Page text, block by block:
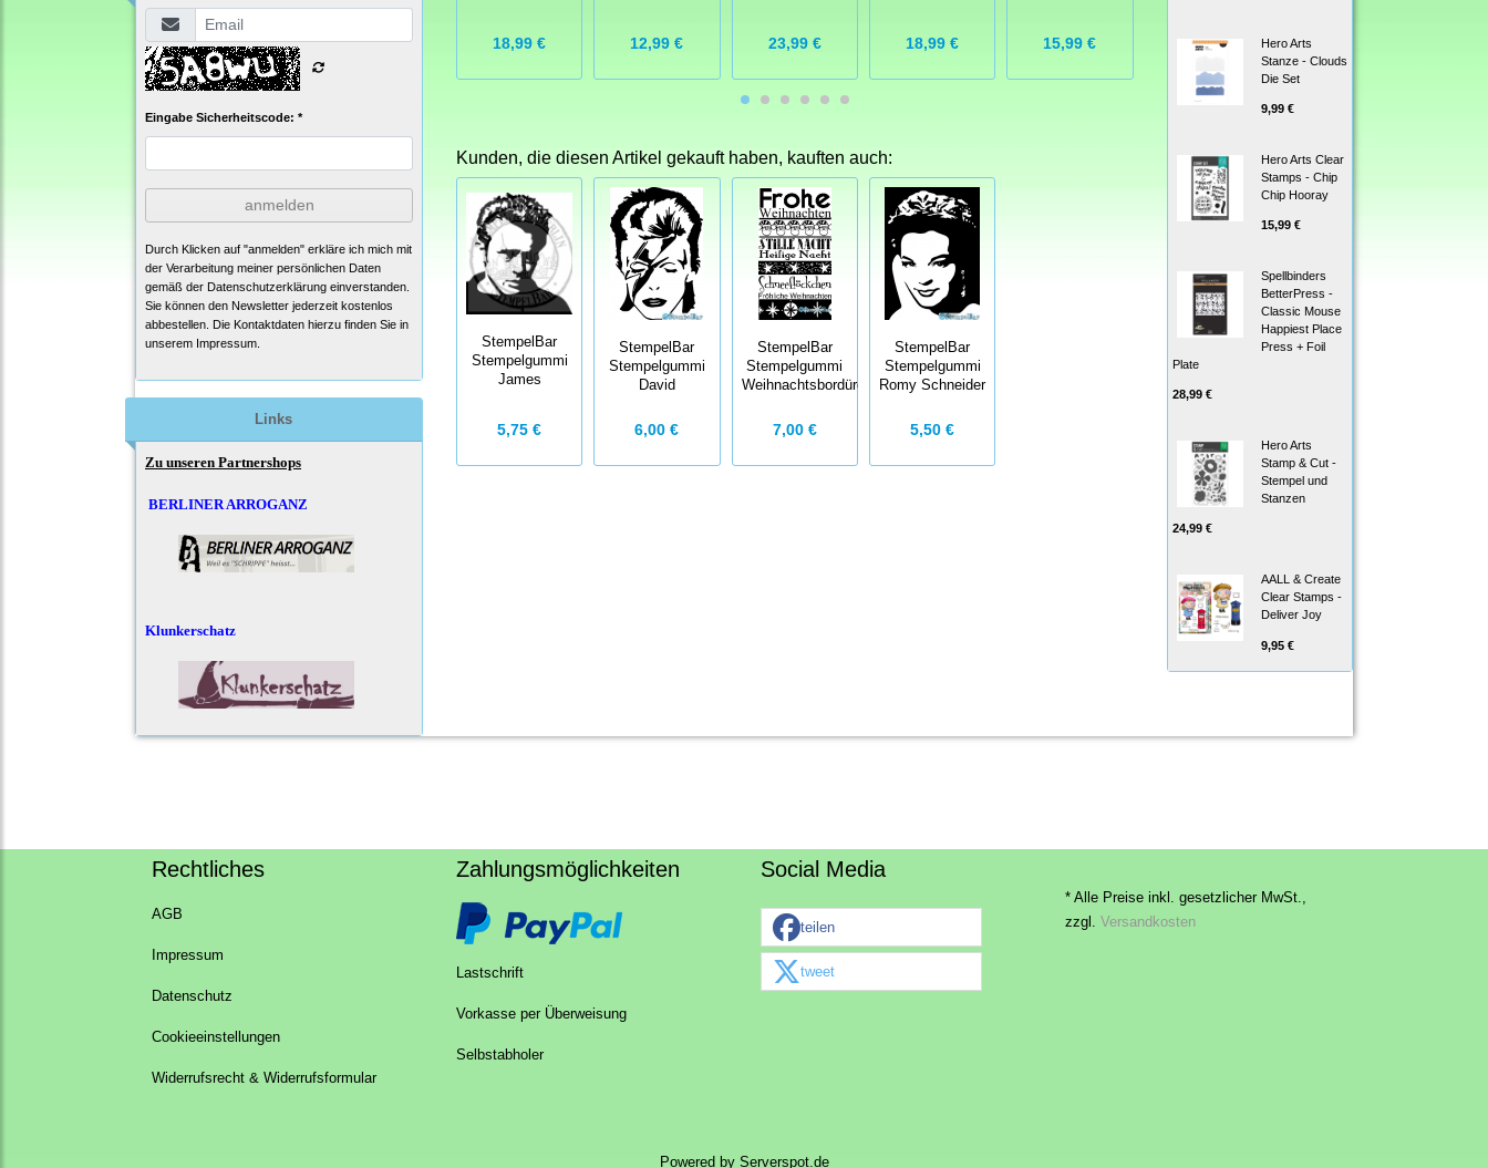
Eingabe Sicherheitscode: *
anmelden
Durch Klicken auf "anmelden" erkläre ich mich mit
der Verarbeitung meiner persönlichen Daten
gemäß der Datenschutzerklärung einverstanden.
Sie können den Newsletter jederzeit kostenlos
abbestellen. Die Kontaktdaten hierzu finden Sie in
unserem Impressum.
Links
Zu unseren Partnershops
BERLINER ARROGANZ
Klunkerschatz
18,99 € 12,99 € 23,99 € 18,99 € 15,99 € 15,99 €
Kunden, die diesen Artikel gekauft haben, kauften auch:
StempelBar
Stempelgummi
James
5,75 €
StempelBar
Stempelgummi
David
6,00 €
StempelBar
Stempelgummi
Weihnachtsbordüren
7,00 €
StempelBar
Stempelgummi
Romy Schneider
5,50 €
Hero Arts
Stanze - Clouds
Die Set
9,99 €
Hero Arts Clear
Stamps - Chip
Chip Hooray
15,99 €
Spellbinders
BetterPress -
Classic Mouse
Happiest Place
Press + Foil
Plate
28,99 €
Hero Arts
Stamp & Cut -
Stempel und
Stanzen
24,99 €
AALL & Create
Clear Stamps -
Deliver Joy
9,95 €
Rechtliches
AGB
Impressum
Datenschutz
Cookieeinstellungen
Widerrufsrecht & Widerrufsformular
Zahlungsmöglichkeiten
Lastschrift
Vorkasse per Überweisung
Selbstabholer
Social Media
teilen
tweet
* Alle Preise inkl. gesetzlicher MwSt.,
zzgl. Versandkosten
Powered by Serverspot.de